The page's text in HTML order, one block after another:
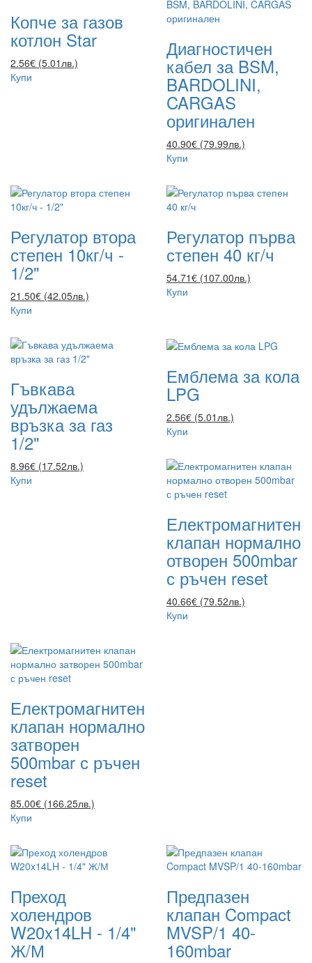
Копче за газов
котлон Star
2.56€ (5.01лв.)
Купи
Диагностичен
кабел за BSM,
BARDOLINI,
CARGAS
оригинален
40.90€ (79.99лв.)
Купи
Регулатор втора
степен 10кг/ч -
1/2"
21.50€ (42.05лв.)
Купи
Регулатор първа
степен 40 кг/ч
54.71€ (107.00лв.)
Купи
Гъвкава
удължаема
връзка за газ
1/2"
8.96€ (17.52лв.)
Купи
Емблема за кола
LPG
2.56€ (5.01лв.)
Купи
Електромагнитен
клапан нормално
отворен 500mbar
с ръчен reset
40.66€ (79.52лв.)
Купи
Електромагнитен
клапан нормално
затворен
500mbar с ръчен
reset
85.00€ (166.25лв.)
Купи
Преход
холендров
W20x14LH - 1/4"
Ж/М
Предпазен
клапан Compact
MVSP/1 40-
160mbar